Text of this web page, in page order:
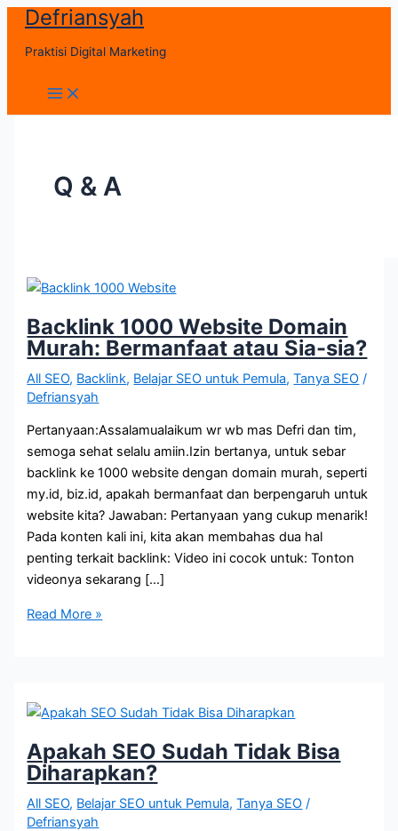
Skip
content
Defriansyah
Praktisi Digital Marketing
Main
Menu
Q & A
Backlink 1000 Website Domain
Murah: Bermanfaat atau Sia-sia?
All SEO, Backlink, Belajar SEO untuk Pemula,Tanya SEO /
Defriansyah
Pertanyaan:Assalamualaikum wr wb mas Defri dan tim,
semoga sehat selalu amiin.Izin bertanya, untuk sebar
backlink ke 1000 website dengan domain murah, seperti
my.id, biz.id, apakah bermanfaat dan berpengaruh untuk
website kita? Jawaban: Pertanyaan yang cukup menarik!
Pada konten kali ini, kita akan membahas dua hal
penting terkait backlink: Video ini cocok untuk: Tonton
videonya sekarang […]
Backlink
Murah:
Bermanfaat
atau
Sia-
sia?
Read More »
Apakah SEO Sudah Tidak Bisa
Diharapkan?
All SEO, Belajar SEO untuk Pemula,Tanya SEO /
Defriansyah